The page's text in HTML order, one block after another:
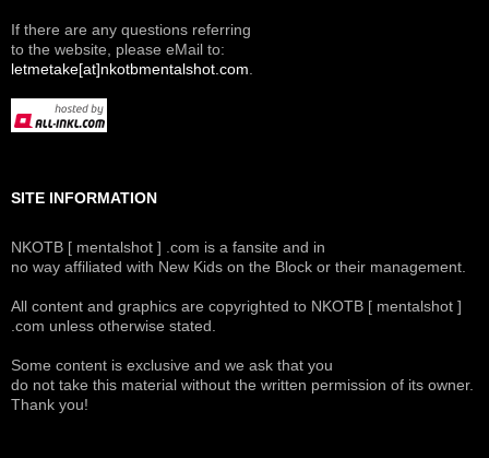
If there are any questions referring
to the website, please eMail to:
letmetake[at]nkotbmentalshot.com
SITE INFORMATION
NKOTB [ mentalshot ] .com is a fansite and in
no way affiliated with New Kids on the Block or their management.
All content and graphics are copyrighted to NKOTB [ mentalshot ]
.com unless otherwise stated.
Some content is exclusive and we ask that you
do not take this material without the written permission of its owner.
Thank you!